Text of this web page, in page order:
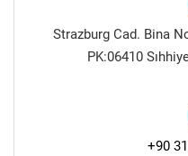
Strazburg Cad. Bina
PK:06410
+90